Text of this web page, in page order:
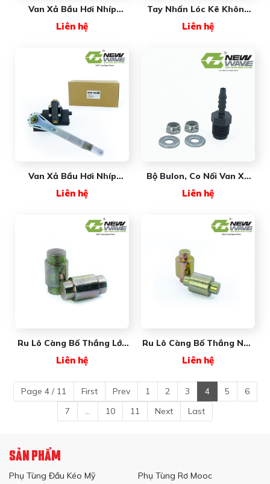
Van Xả Bầu Hơi Nhíp
Wave Premium
Liên hệ
Tay Nhấn Lóc Kê Không
Premium
Liên hệ
Van Xả Bầu Hơi Nhíp
Premium
Liên hệ
Bộ Bulon, Co Nối Van Xả
New Wave Premium
Liên hệ
Ru Lô Càng Bố Thắng Lớn
New Wave
Liên hệ
Ru Lô Càng Bố Thắng Nhỏ
New Wave
Liên hệ
Page 4 / 11 First Prev 1 2 3 4 5
6
7
... 10 11 Next Last
SẢN PHẨM
Phụ Tùng Đầu Kéo Mỹ
Phụ Tùng Rơ Mooc